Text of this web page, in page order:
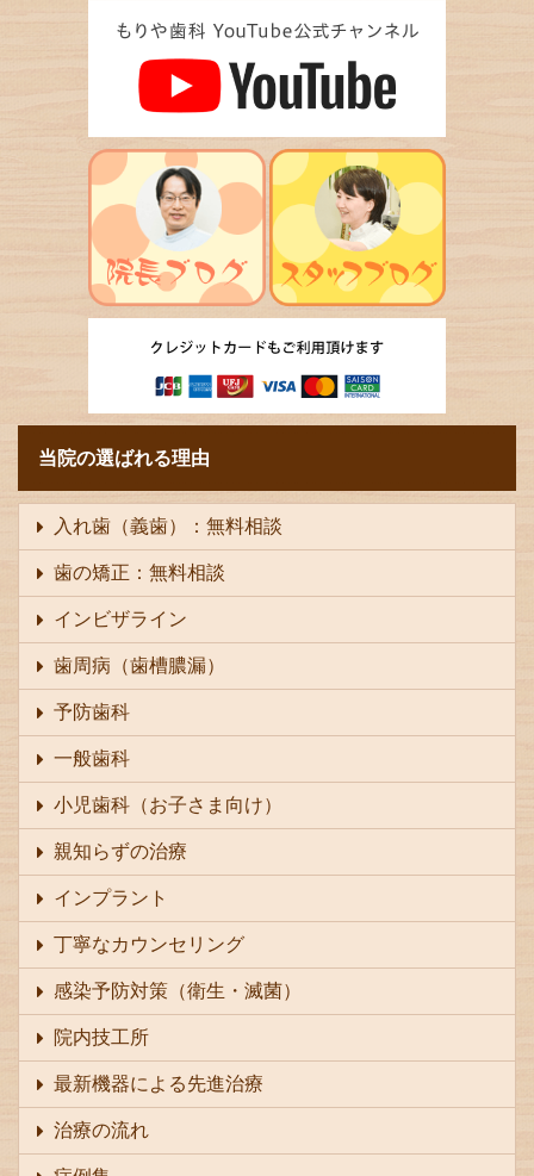
当院の選ばれる理由
入れ歯（義歯）：無料相談
歯の矯正：無料相談
インビザライン
歯周病（歯槽膿漏）
予防歯科
一般歯科
小児歯科（お子さま向け）
親知らずの治療
インプラント
丁寧なカウンセリング
感染予防対策（衛生・滅菌）
院内技工所
最新機器による先進治療
治療の流れ